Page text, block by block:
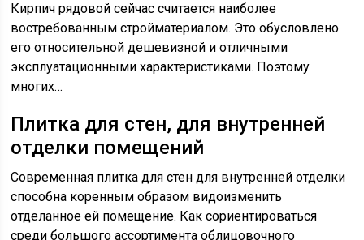
Кирпич рядовой сейчас считается наиболее
востребованным стройматериалом. Это обусловлено
его относительной дешевизной и отличными
эксплуатационными характеристиками. Поэтому
многих…
Плитка для стен, для внутренней
отделки помещений
Современная плитка для стен для внутренней отделки
способна коренным образом видоизменить
отделанное ей помещение. Как сориентироваться
среди большого ассортимента облицовочного